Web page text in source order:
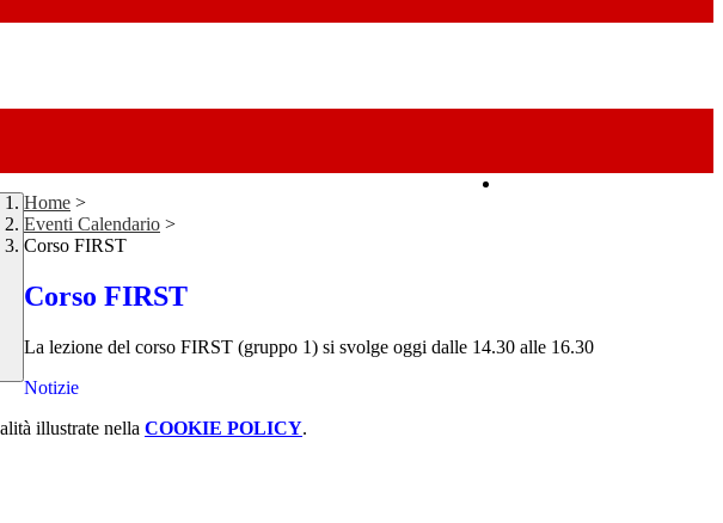
Home >
Eventi Calendario >
Corso FIRST
Corso FIRST
La lezione del corso FIRST (gruppo 1) si svolge oggi dalle 14.30 alle 16.30
Notizie
illustrate nella COOKIE POLICY.